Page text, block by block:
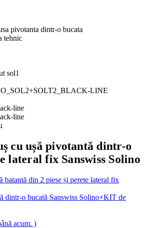
cu ușă pivotantă dintr-o
lateral fix Sanswiss Solino
batantă din 2 piese și perete lateral fix
dintr-o bucată Sanswiss Solino+KIT de
acum. )